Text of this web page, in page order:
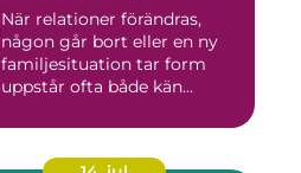
När relationer förändras,
någon går bort eller en ny
familjesituation tar form
uppstår ofta både kän...